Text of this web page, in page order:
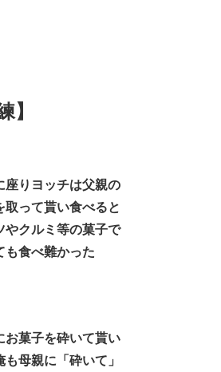
】
座りヨッチは父親の
って貰い食べると
クルミ等の菓子で
も食べ難かった
お菓子を砕いて貰い
母親に「砕いて」